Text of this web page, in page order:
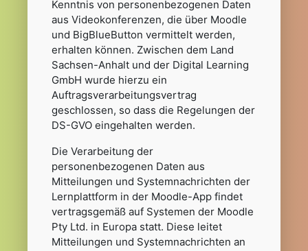
Kenntnis von personenbezogenen Daten
aus Videokonferenzen, die über Moodle
und BigBlueButton vermittelt werden,
erhalten können. Zwischen dem Land
Sachsen-Anhalt und der Digital Learning
GmbH wurde hierzu ein
Auftragsverarbeitungsvertrag
geschlossen, so dass die Regelungen der
DS-GVO eingehalten werden.
Die Verarbeitung der
personenbezogenen Daten aus
Mitteilungen und Systemnachrichten der
Lernplattform in der Moodle-App findet
vertragsgemäß auf Systemen der Moodle
Pty Ltd. in Europa statt. Diese leitet
Mitteilungen und Systemnachrichten an